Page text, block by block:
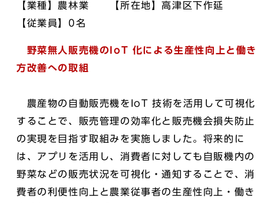
【業種】農林業 【所在地】高津区下作延
【従業員】0名
野菜無人販売機のIoT 化による生産性向上と働き
方改善への取組
農産物の自動販売機をIoT 技術を活用して可視化
することで、販売管理の効率化と販売機会損失防止
の実現を目指す取組みを実施しました。将来的に
は、アプリを活用し、消費者に対しても自販機内の
野菜などの販売状況を可視化・通知することで、消
費者の利便性向上と農業従事者の生産性向上・働き